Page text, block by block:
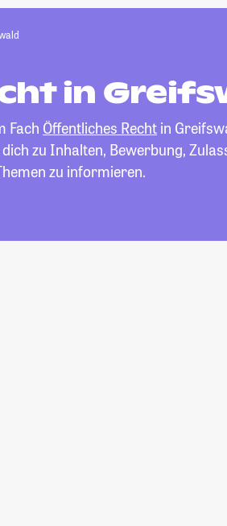
in
Fach Öffentliches Recht in
zu Inhalten, Bewerbung,
zu informieren.